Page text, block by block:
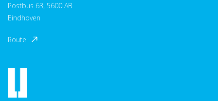
Postbus 63, 5600 AB
Eindhoven
Route